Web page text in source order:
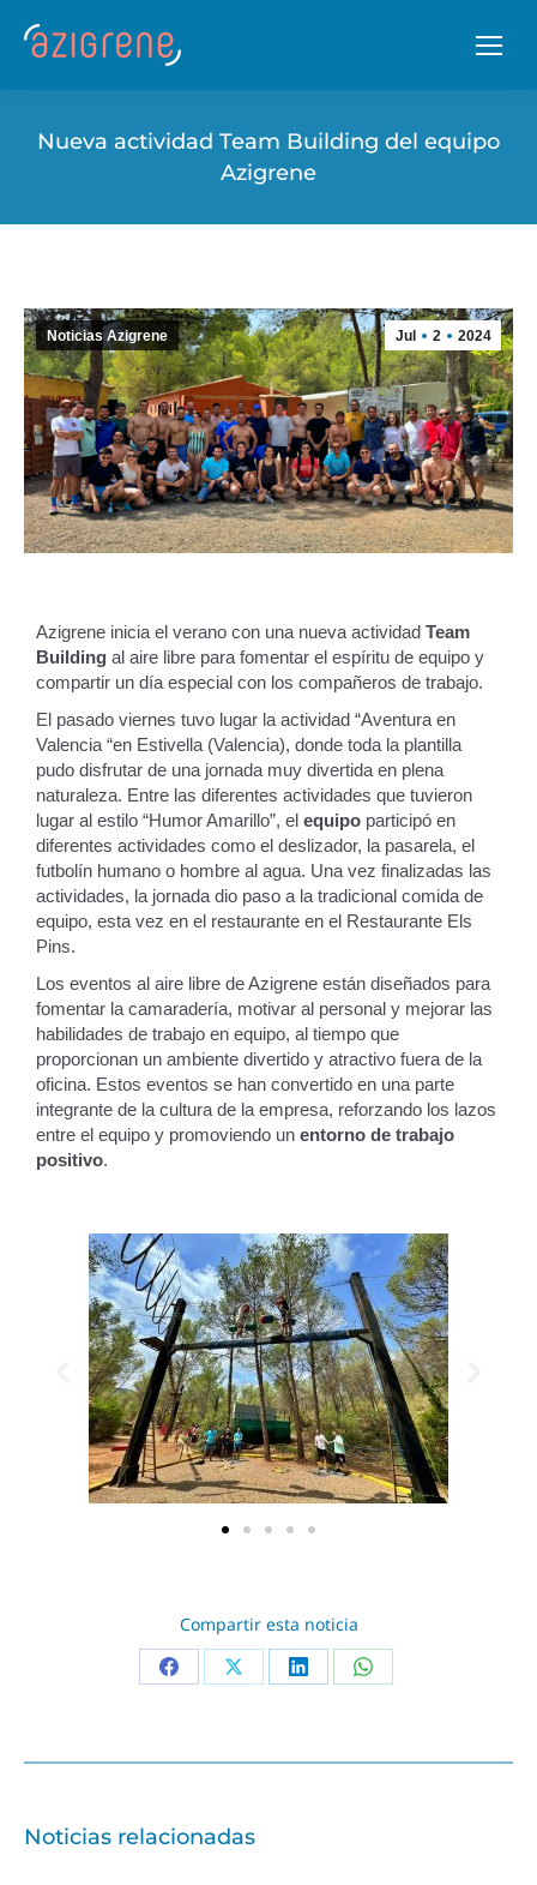
Nueva actividad Team Building del equipo
Azigrene
Jul 2 2024
Noticias Azigrene
Azigrene inicia el verano con una nueva actividad Team
Building al aire libre para fomentar el espíritu de equipo y
compartir un día especial con los compañeros de trabajo.
El pasado viernes tuvo lugar la actividad “Aventura en
Valencia “en Estivella (Valencia), donde toda la plantilla
pudo disfrutar de una jornada muy divertida en plena
naturaleza. Entre las diferentes actividades que tuvieron
lugar al estilo “Humor Amarillo”, el equipo participó en
diferentes actividades como el deslizador, la pasarela, el
futbolín humano o hombre al agua. Una vez finalizadas las
actividades, la jornada dio paso a la tradicional comida de
equipo, esta vez en el restaurante en el Restaurante Els
Pins.
Los eventos al aire libre de Azigrene están diseñados para
fomentar la camaradería, motivar al personal y mejorar las
habilidades de trabajo en equipo, al tiempo que
proporcionan un ambiente divertido y atractivo fuera de la
oficina. Estos eventos se han convertido en una parte
integrante de la cultura de la empresa, reforzando los lazos
entre el equipo y promoviendo un entorno de trabajo
positivo.
Compartir esta noticia
Noticias relacionadas